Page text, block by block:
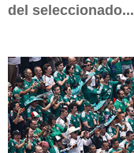
del seleccionado...